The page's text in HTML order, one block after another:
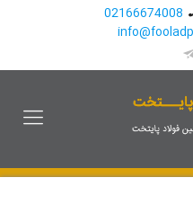
02166674008